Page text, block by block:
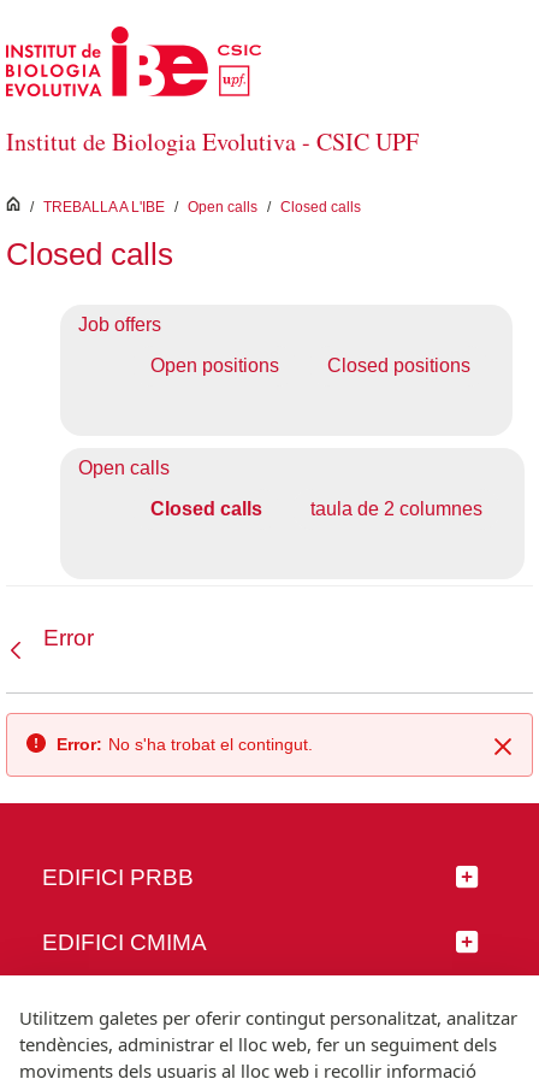
Salta al contingut principal
Institut de Biologia Evolutiva - CSIC UPF
inici
/ TREBALLA A L'IBE / Open calls / Closed calls
Closed calls
Job offers
Open positions
Closed positions
Open calls
Closed calls
taula de 2 columnes
Error
Error: No s'ha trobat el contingut.
EDIFICI PRBB
EDIFICI CMIMA
SEGUEIX-NOS
Utilitzem galetes per oferir contingut personalitzat, analitzar
tendències, administrar el lloc web, fer un seguiment dels
moviments dels usuaris al lloc web i recollir informació